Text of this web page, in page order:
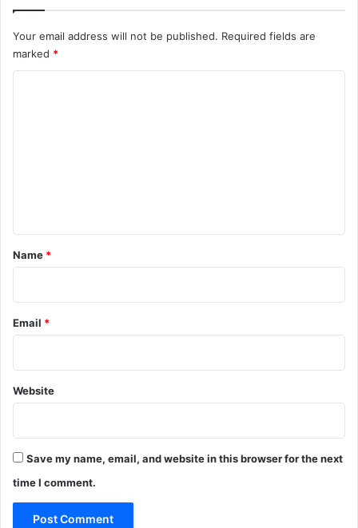
Your email address will not be published. Required fields are
marked *
*
Name *
Email *
Website
Save my name, email, and website in this browser for the next
time I comment.